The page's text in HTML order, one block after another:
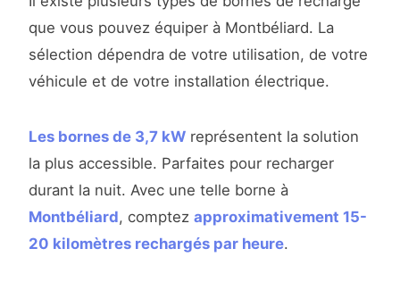
que vous pouvez équiper à Montbéliard. La
sélection dépendra de votre utilisation, de votre
véhicule et de votre installation électrique.
Les bornes de 3,7 kW représentent la solution
la plus accessible. Parfaites pour recharger
durant la nuit. Avec une telle borne à
Montbéliard, comptez approximativement 15-
20 kilomètres rechargés par heure.